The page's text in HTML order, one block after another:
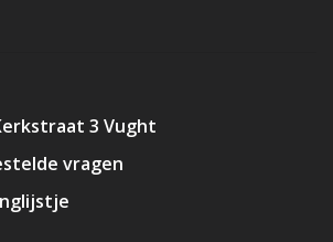
3 Vught
vragen